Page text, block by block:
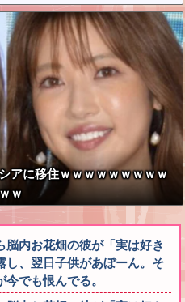
アに移住ｗｗｗｗｗｗｗｗｗ
ｗ
内お花畑の彼が「実は好き
、翌日子供があぼーん。そ
でも恨んでる。